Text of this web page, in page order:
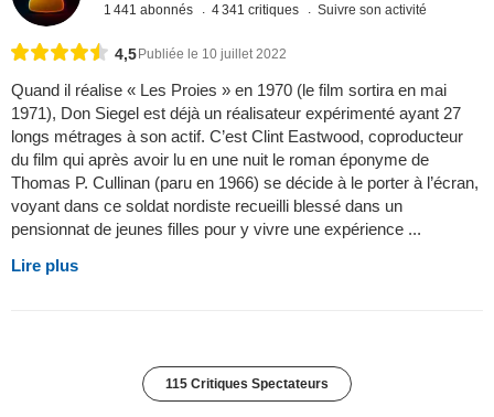
1 441 abonnés 4 341 critiques Suivre son activité
4,5 Publiée le 10 juillet 2022
Quand il réalise « Les Proies » en 1970 (le film sortira en mai
1971), Don Siegel est déjà un réalisateur expérimenté ayant 27
longs métrages à son actif. C’est Clint Eastwood, coproducteur
du film qui après avoir lu en une nuit le roman éponyme de
Thomas P. Cullinan (paru en 1966) se décide à le porter à l’écran,
voyant dans ce soldat nordiste recueilli blessé dans un
pensionnat de jeunes filles pour y vivre une expérience ...
Lire plus
115 Critiques Spectateurs